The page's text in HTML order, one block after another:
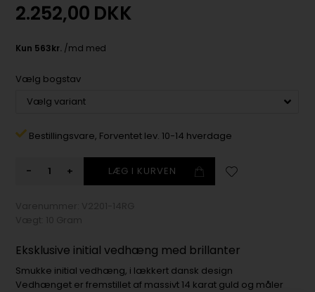
2.252,00 DKK
Vælg bogstav
Bestillingsvare, Forventet lev. 10-14 hverdage
- +
Eksklusive initial vedhæng med brillanter
Smukke initial vedhæng, i lækkert dansk design
Vedhænget er fremstillet af massivt 14 karat guld og måler